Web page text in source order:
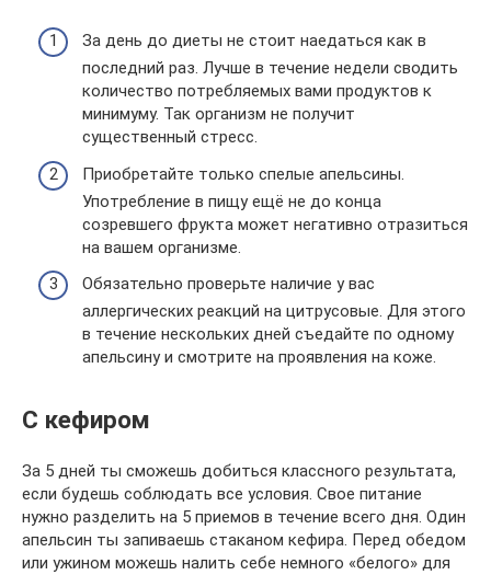
За день до диеты не стоит наедаться как в
последний раз. Лучше в течение недели сводить
количество потребляемых вами продуктов к
минимуму. Так организм не получит
существенный стресс.
Приобретайте только спелые апельсины.
Употребление в пищу ещё не до конца
созревшего фрукта может негативно отразиться
на вашем организме.
Обязательно проверьте наличие у вас
аллергических реакций на цитрусовые. Для этого
в течение нескольких дней съедайте по одному
апельсину и смотрите на проявления на коже.
С кефиром
За 5 дней ты сможешь добиться классного результата,
если будешь соблюдать все условия. Свое питание
нужно разделить на 5 приемов в течение всего дня. Один
апельсин ты запиваешь стаканом кефира. Перед обедом
или ужином можешь налить себе немного «белого» для